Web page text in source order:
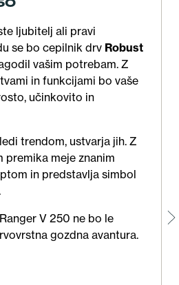
ljubitelj ali pravi
se bo cepilnik drv Robust
vašim potrebam. Z
in funkcijami bo vaše
učinkovito in
trendom, ustvarja jih. Z
premika meje znanim
in predstavlja simbol
V 250 ne bo le
gozdna avantura.